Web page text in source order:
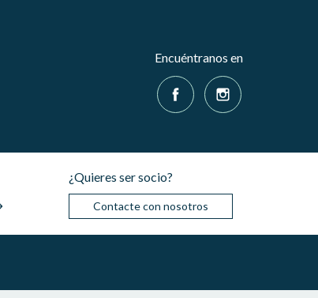
Encuéntranos en
¿Quieres ser socio?
Contacte con nosotros